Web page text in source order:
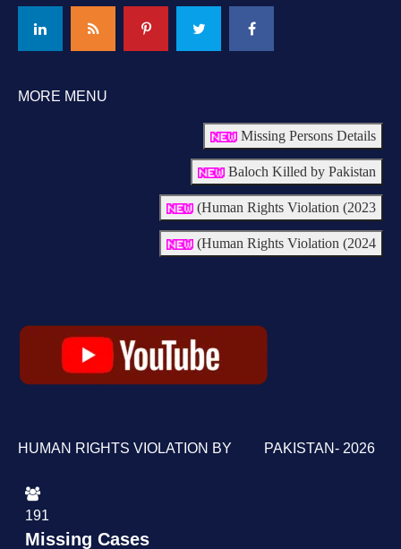
MORE MENU
Missing Persons Details
Baloch Killed by Pakistan
Human Rights Violation (2023)
Human Rights Violation (2024)
HUMAN RIGHTS VIOLATION BY PAKISTAN- 2026
191
Missing Cases